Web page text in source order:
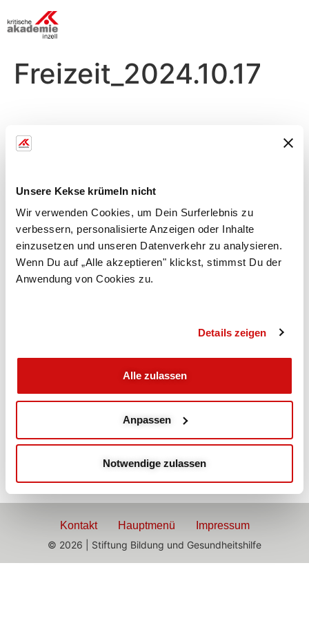
Unsere Kekse krümeln nicht
Wir verwenden Cookies, um Dein Surferlebnis zu
verbessern, personalisierte Anzeigen oder Inhalte
einzusetzen und unseren Datenverkehr zu analysieren.
Wenn Du auf „Alle akzeptieren" klickst, stimmst Du der
Anwendung von Cookies zu.
Details zeigen
Alle zulassen
Anpassen
Notwendige zulassen
Freizeit_2024.10.17
Wirbelsäulen-Fit
mit Marvie
Rückenstärkende Übungen
mit Susi
Beanspruchung mit kurzen Pausen
Kontakt Hauptmenü
Impressum
© 2026 | Stiftung Bildung und Gesundheitshilfe